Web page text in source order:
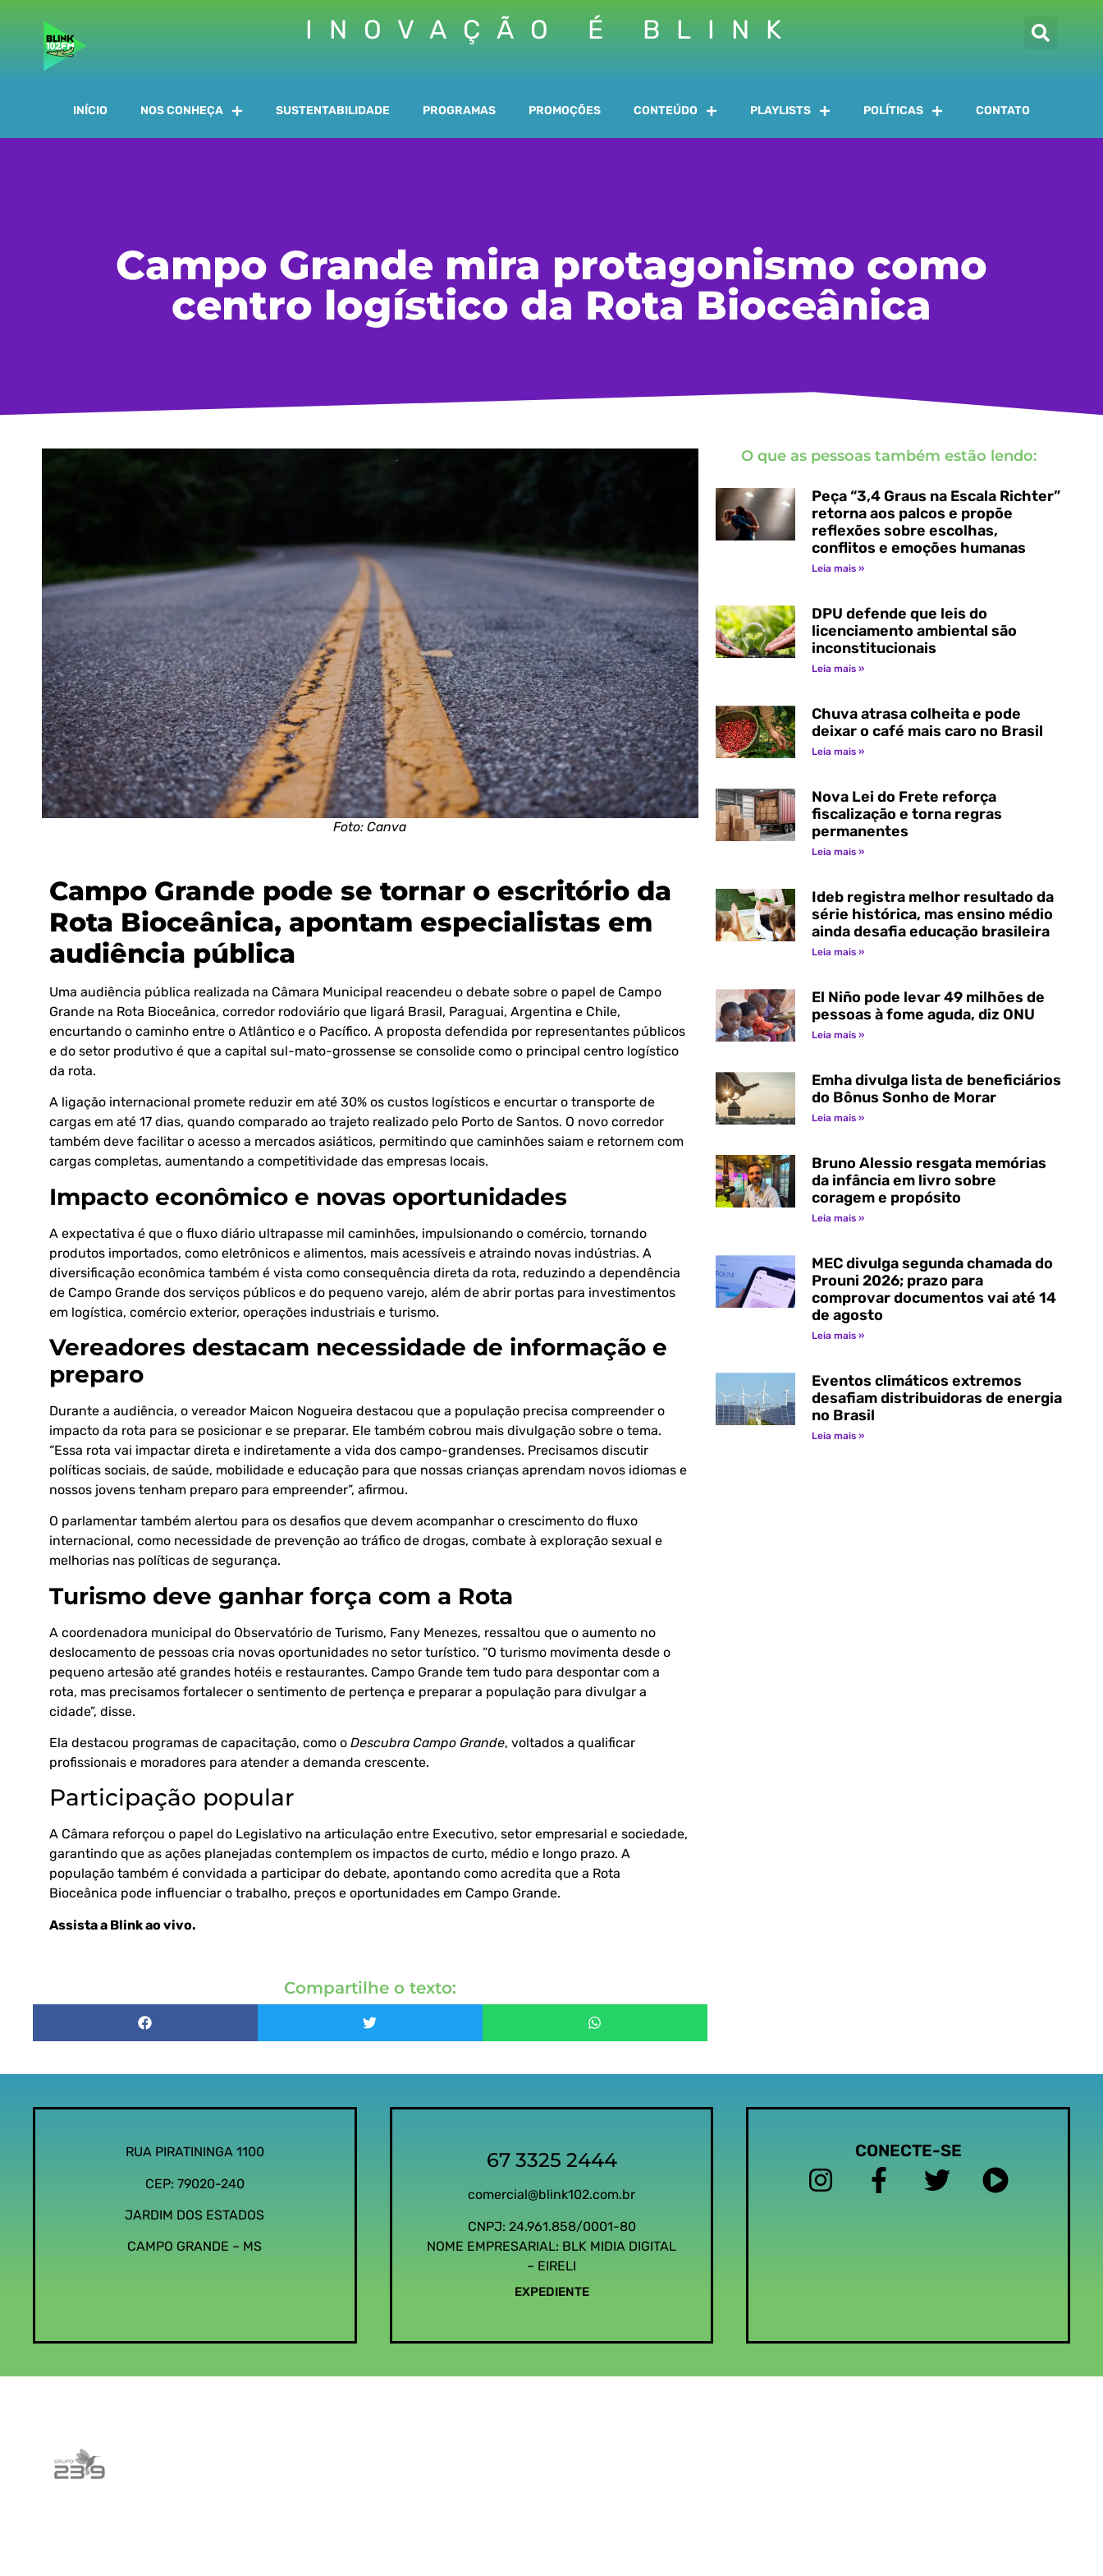
INOVAÇÃO É BLINK
INÍCIO NOS CONHEÇA SUSTENTABILIDADE PROGRAMAS PROMOÇÕES CONTEÚDO PLAYLISTS POLÍTICAS CONTATO
Campo Grande mira protagonismo como
centro logístico da Rota Bioceânica
Foto: Canva
Campo Grande pode se tornar o escritório da
Rota Bioceânica, apontam especialistas em
audiência pública
Uma audiência pública realizada na Câmara Municipal reacendeu o debate sobre o papel de Campo
Grande na Rota Bioceânica, corredor rodoviário que ligará Brasil, Paraguai, Argentina e Chile,
encurtando o caminho entre o Atlântico e o Pacífico. A proposta defendida por representantes públicos
e do setor produtivo é que a capital sul-mato-grossense se consolide como o principal centro logístico
da rota.
A ligação internacional promete reduzir em até 30% os custos logísticos e encurtar o transporte de
cargas em até 17 dias, quando comparado ao trajeto realizado pelo Porto de Santos. O novo corredor
também deve facilitar o acesso a mercados asiáticos, permitindo que caminhões saiam e retornem com
cargas completas, aumentando a competitividade das empresas locais.
Impacto econômico e novas oportunidades
A expectativa é que o fluxo diário ultrapasse mil caminhões, impulsionando o comércio, tornando
produtos importados, como eletrônicos e alimentos, mais acessíveis e atraindo novas indústrias. A
diversificação econômica também é vista como consequência direta da rota, reduzindo a dependência
de Campo Grande dos serviços públicos e do pequeno varejo, além de abrir portas para investimentos
em logística, comércio exterior, operações industriais e turismo.
Vereadores destacam necessidade de informação e
preparo
Durante a audiência, o vereador Maicon Nogueira destacou que a população precisa compreender o
impacto da rota para se posicionar e se preparar. Ele também cobrou mais divulgação sobre o tema.
“Essa rota vai impactar direta e indiretamente a vida dos campo-grandenses. Precisamos discutir
políticas sociais, de saúde, mobilidade e educação para que nossas crianças aprendam novos idiomas e
nossos jovens tenham preparo para empreender”, afirmou.
O parlamentar também alertou para os desafios que devem acompanhar o crescimento do fluxo
internacional, como necessidade de prevenção ao tráfico de drogas, combate à exploração sexual e
melhorias nas políticas de segurança.
Turismo deve ganhar força com a Rota
A coordenadora municipal do Observatório de Turismo, Fany Menezes, ressaltou que o aumento no
deslocamento de pessoas cria novas oportunidades no setor turístico. “O turismo movimenta desde o
pequeno artesão até grandes hotéis e restaurantes. Campo Grande tem tudo para despontar com a
rota, mas precisamos fortalecer o sentimento de pertença e preparar a população para divulgar a
cidade”, disse.
Ela destacou programas de capacitação, como o Descubra Campo Grande, voltados a qualificar
profissionais e moradores para atender a demanda crescente.
Participação popular
A Câmara reforçou o papel do Legislativo na articulação entre Executivo, setor empresarial e sociedade,
garantindo que as ações planejadas contemplem os impactos de curto, médio e longo prazo. A
população também é convidada a participar do debate, apontando como acredita que a Rota
Bioceânica pode influenciar o trabalho, preços e oportunidades em Campo Grande.
Assista a Blink ao vivo.
Compartilhe o texto:
O que as pessoas também estão lendo:
Peça “3,4 Graus na Escala Richter”
retorna aos palcos e propõe
reflexões sobre escolhas,
conflitos e emoções humanas
Leia mais »
DPU defende que leis do
licenciamento ambiental são
inconstitucionais
Leia mais »
Chuva atrasa colheita e pode
deixar o café mais caro no Brasil
Leia mais »
Nova Lei do Frete reforça
fiscalização e torna regras
permanentes
Leia mais »
Ideb registra melhor resultado da
série histórica, mas ensino médio
ainda desafia educação brasileira
Leia mais »
El Niño pode levar 49 milhões de
pessoas à fome aguda, diz ONU
Leia mais »
Emha divulga lista de beneficiários
do Bônus Sonho de Morar
Leia mais »
Bruno Alessio resgata memórias
da infância em livro sobre
coragem e propósito
Leia mais »
MEC divulga segunda chamada do
Prouni 2026; prazo para
comprovar documentos vai até 14
de agosto
Leia mais »
Eventos climáticos extremos
desafiam distribuidoras de energia
no Brasil
Leia mais »
RUA PIRATININGA 1100
CEP: 79020-240
JARDIM DOS ESTADOS
CAMPO GRANDE – MS
67 3325 2444
comercial@blink102.com.br
CNPJ: 24.961.858/0001-80
NOME EMPRESARIAL: BLK MIDIA DIGITAL
– EIRELI
EXPEDIENTE
CONECTE-SE